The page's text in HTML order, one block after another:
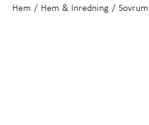
Hem / Hem & Inredning / Sovrum